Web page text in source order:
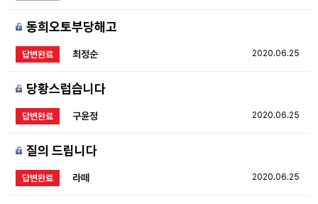
동희오토부당해고
답변완료 2020.06.25
최정순
당황스럽습니다
답변완료 2020.06.25
구윤정
질의 드립니다
답변완료 2020.06.25
라떼